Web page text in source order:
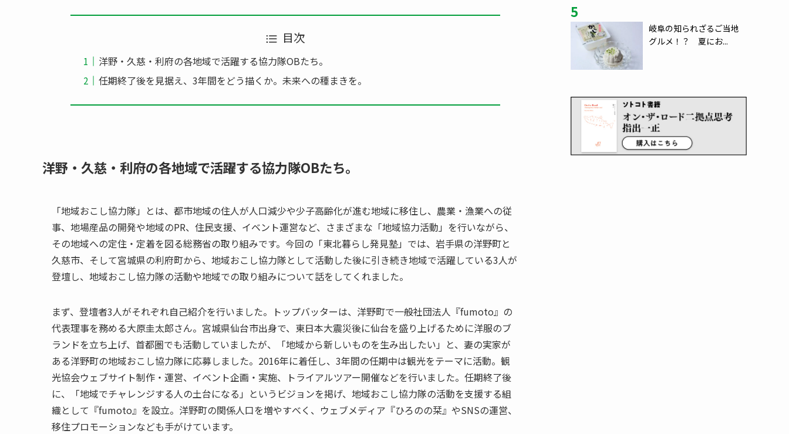
目次
洋野・久慈・利府の各地域で活躍する協力隊OBたち。
任期終了後を見据え、3年間をどう描くか。未来への種まきを。
洋野・久慈・利府の各地域で活躍する協力隊OBたち。
「地域おこし協力隊」とは、都市地域の住人が人口減少や少子高齢化が進む地域に移住し、農業・漁業への従
事、地場産品の開発や地域のPR、住民支援、イベント運営など、さまざまな「地域協力活動」を行いながら、
その地域への定住・定着を図る総務省の取り組みです。今回の「東北暮らし発見塾」では、岩手県の洋野町と
久慈市、そして宮城県の利府町から、地域おこし協力隊として活動した後に引き続き地域で活躍している3人が
登壇し、地域おこし協力隊の活動や地域での取り組みについて話をしてくれました。
まず、登壇者3人がそれぞれ⾃⼰紹介を行いました。トップバッターは、洋野町で⼀般社団法⼈『fumoto』の
代表理事を務める⼤原圭太郎さん。宮城県仙台市出身で、東日本大震災後に仙台を盛り上げるために洋服のブ
ランドを立ち上げ、首都圏でも活動していましたが、「地域から新しいものを生み出したい」と、妻の実家が
ある洋野町の地域おこし協力隊に応募しました。2016年に着任し、3年間の任期中は観光をテーマに活動。観
光協会ウェブサイト制作・運営、イベント企画・実施、トライアルツアー開催などを行いました。任期終了後
に、「地域でチャレンジする人の土台になる」というビジョンを掲げ、地域おこし協力隊の活動を支援する組
織として『fumoto』を設立。洋野町の関係人口を増やすべく、ウェブメディア『ひろのの栞』やSNSの運営、
移住プロモーションなども手がけています。
5
岐阜の知られざるご当地
グルメ！？ 夏にお...